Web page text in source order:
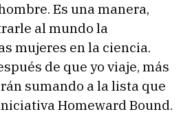
Es una manera,
al mundo la
mujeres en la ciencia.
de que yo viaje, más
sumando a la lista que
Homeward Bound.